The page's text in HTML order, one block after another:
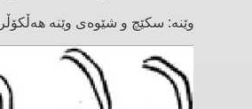
وێنە: سكێچ و شێوەی وێنە